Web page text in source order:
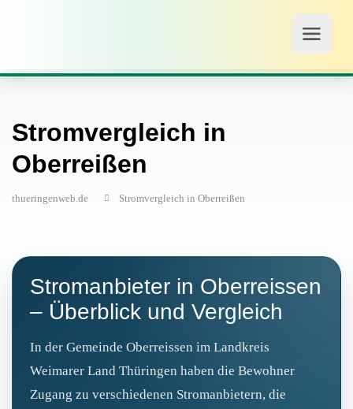
Stromvergleich in
Oberreißen
thueringenweb.de Stromvergleich in Oberreißen
Stromanbieter in Oberreissen
– Überblick und Vergleich
In der Gemeinde Oberreissen im Landkreis
Weimarer Land Thüringen haben die Bewohner
Zugang zu verschiedenen Stromanbietern, die